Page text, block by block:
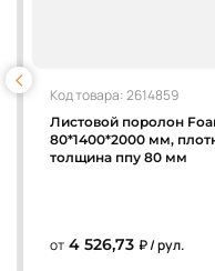
Код товара: 2614859
Листовой поролон
80*1400*2000 мм,
толщина ппу 80 мм
от 4 526,73 ₽ / рул.